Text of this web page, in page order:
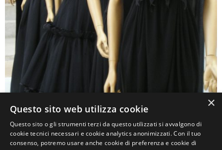
0
×
Questo sito web utilizza cookie
Questo sito o gli strumenti terzi da questo utilizzati si avvalgono di
cookie tecnici necessari e cookie analytics anonimizzati. Con il tuo
consenso, potremo usare anche cookie di preferenza e cookie di